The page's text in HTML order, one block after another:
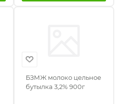
БЗМЖ молоко цельное
бутылка 3,2% 900г